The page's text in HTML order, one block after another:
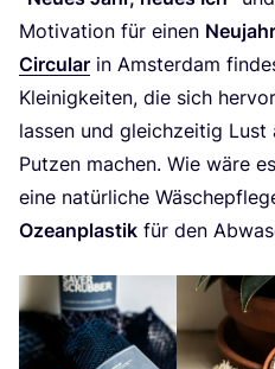
Moti­va­ti­on für einen
Cir­cu­lar in Ams­ter­dam
Klei­nig­kei­ten, die sich
las­sen und gleich­zei­tig Lust
Put­zen machen. Wie wäre
eine natür­li­che
Oze­an­plas­tik für den